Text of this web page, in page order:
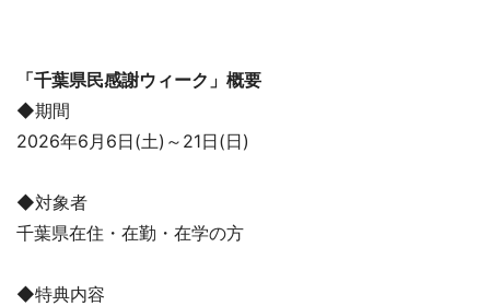
「千葉県民感謝ウィーク」概要
◆期間
2026年6月6日(土)～21日(日)
◆対象者
千葉県在住・在勤・在学の方
◆特典内容